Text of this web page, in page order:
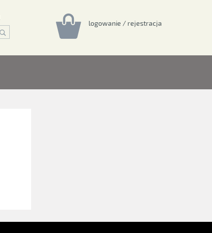
logowanie / rejestracja